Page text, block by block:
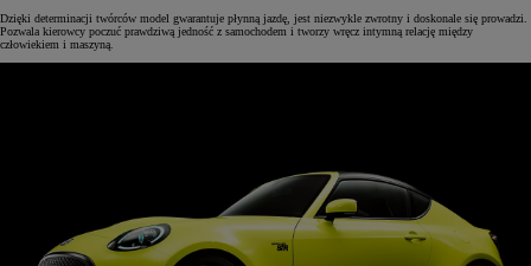
Dzięki determinacji twórców model gwarantuje płynną jazdę, jest niezwykle zwrotny i doskonale się prowadzi.
Pozwala kierowcy poczuć prawdziwą jedność z samochodem i tworzy wręcz intymną relację między
człowiekiem i maszyną.